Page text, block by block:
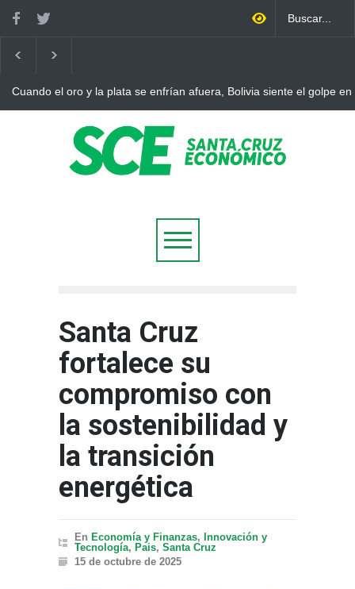
Cuando el oro y la plata se enfrían afuera, Bolivia siente el golpe en
Santa Cruz
fortalece su
compromiso con
la sostenibilidad y
la transición
energética
En Economía y Finanzas, Innovación y
Tecnología, Pais, Santa Cruz
15 de octubre de 2025